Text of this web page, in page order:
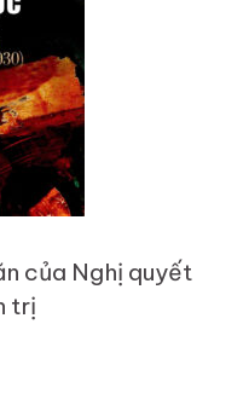
của Nghị quyết
trị